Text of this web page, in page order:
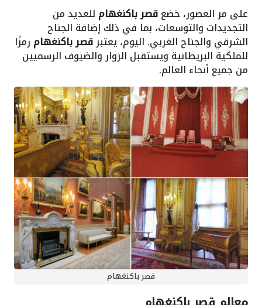
على مر العصور، خضعقصر باكنغهام للعديد من
التجديدات والتوسعات، بما في ذلك إضافة الجناح
الشرقي والجناح الغربي. اليوم، يعتبرقصر باكنغهام رمزًا
للملكية البريطانية ويستقبل الزوار والضيوف الرسميين
من جميع أنحاء العالم.
قصر باكنغهام